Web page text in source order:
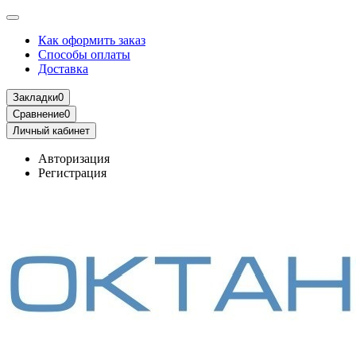
Как оформить заказ
Способы оплаты
Доставка
Закладки0
Сравнение0
Личный кабинет
Авторизация
Регистрация